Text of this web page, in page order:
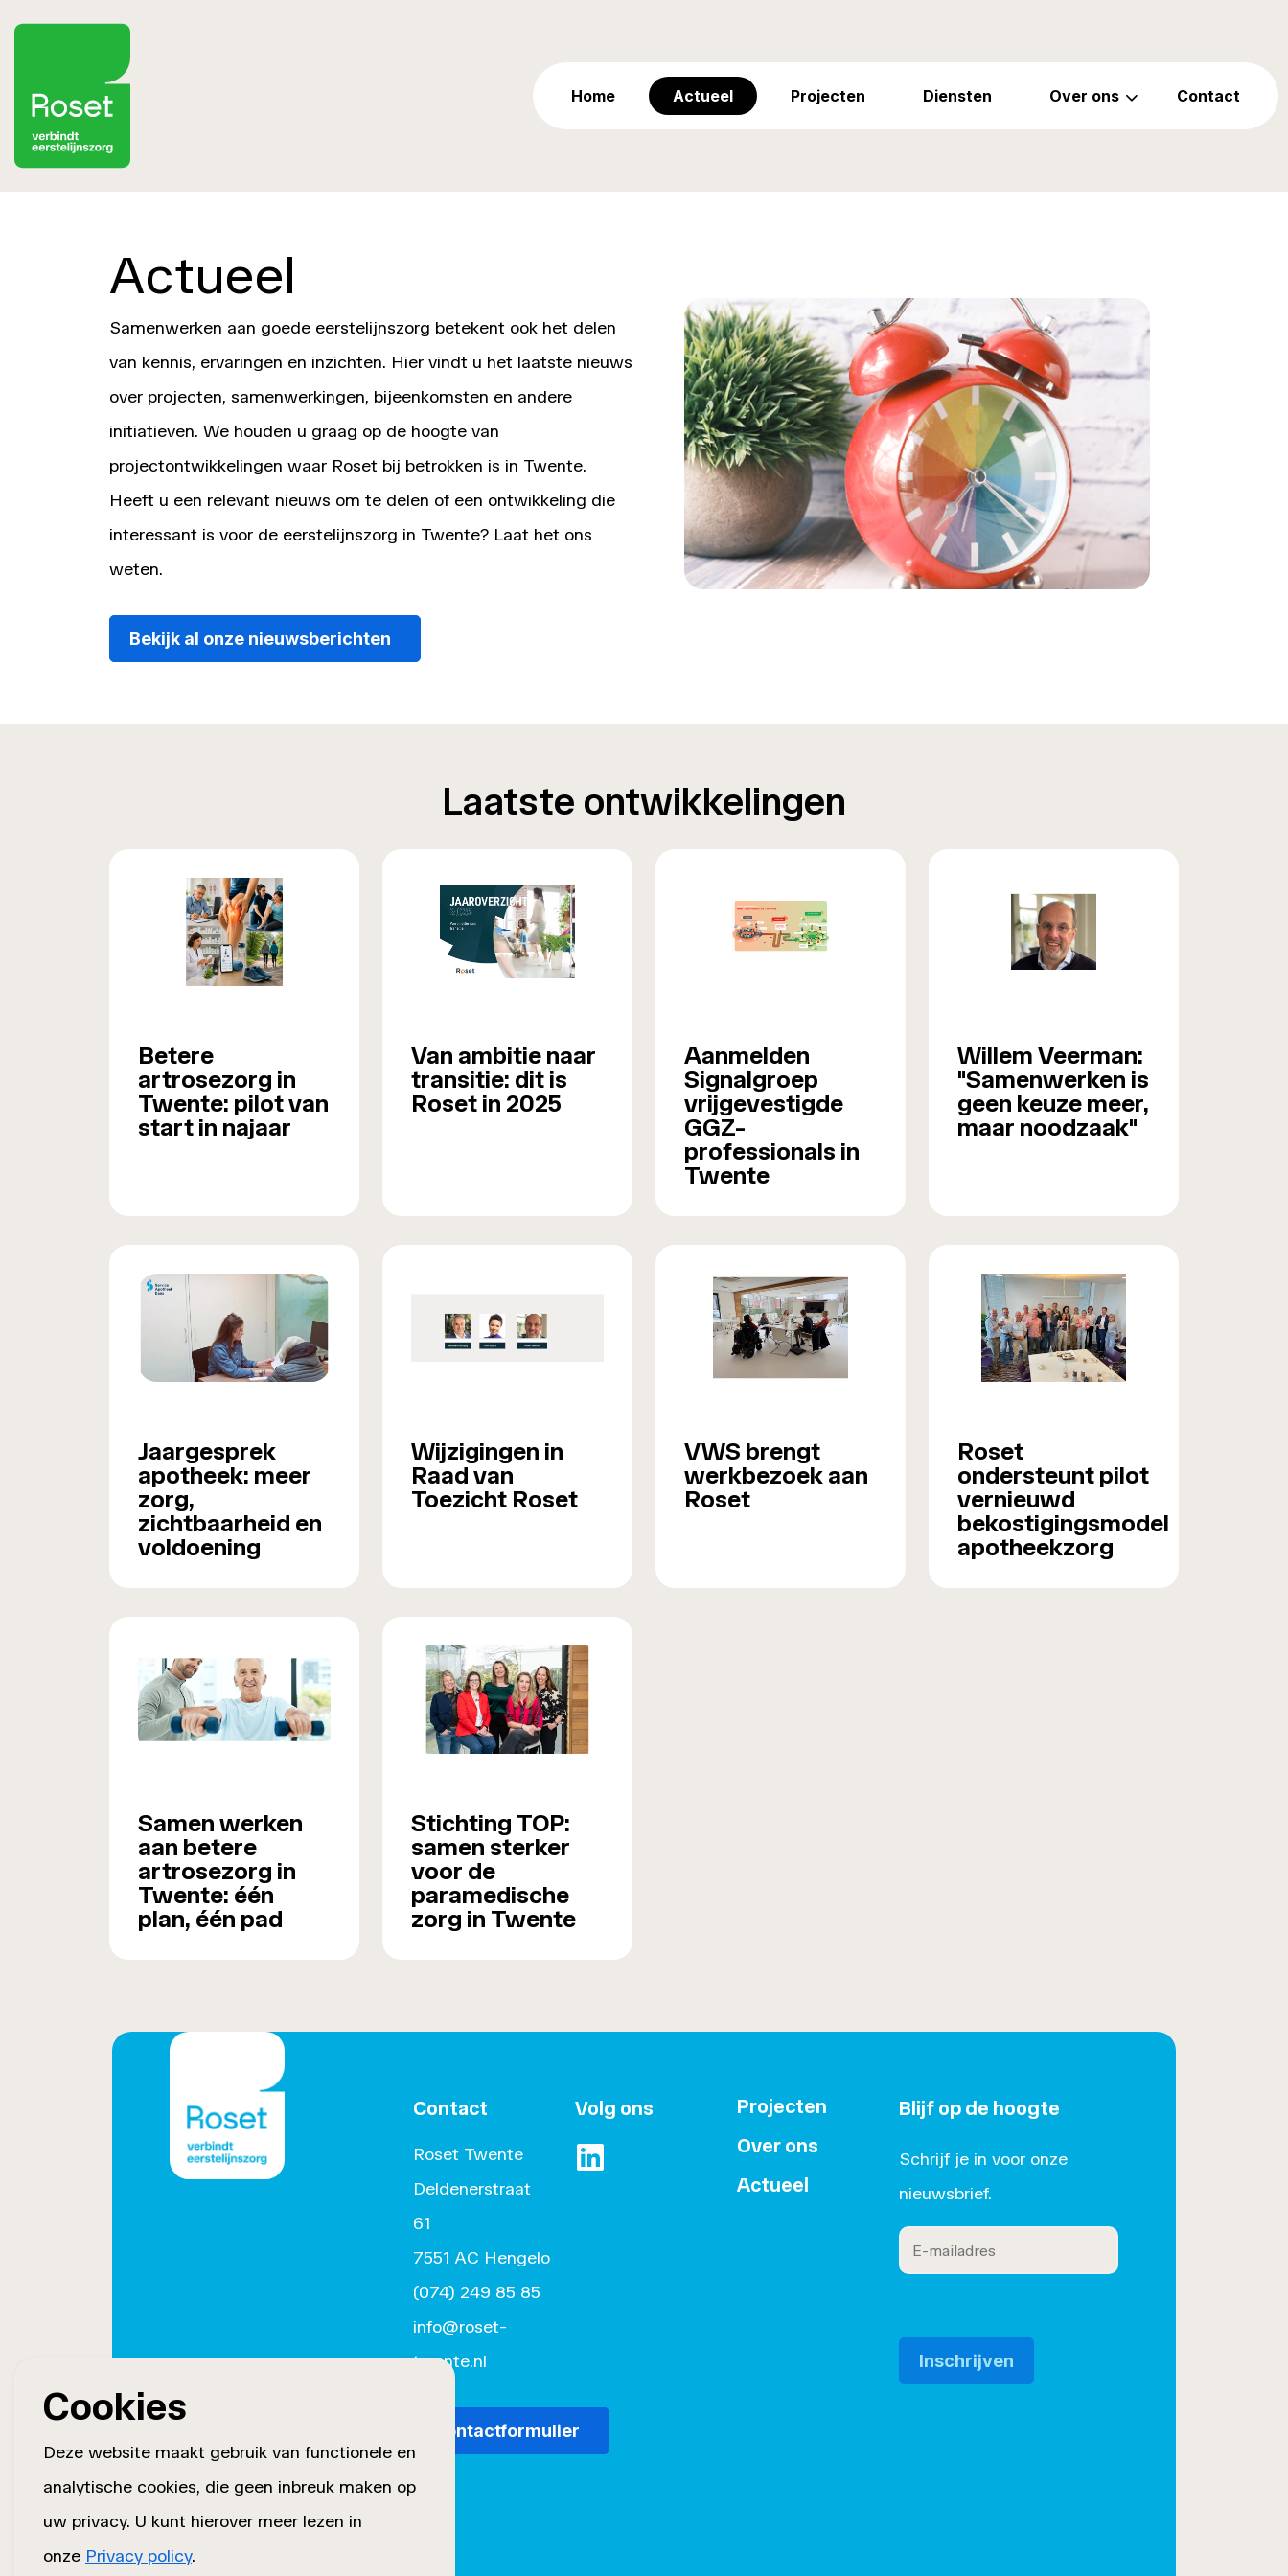
Home Actueel Projecten Diensten Over ons Contact
Actueel
Samenwerken aan goede eerstelijnszorg betekent ook het delen
van kennis, ervaringen en inzichten. Hier vindt u het laatste nieuws
over projecten, samenwerkingen, bijeenkomsten en andere
initiatieven. We houden u graag op de hoogte van
projectontwikkelingen waar Roset bij betrokken is in Twente.
Heeft u een relevant nieuws om te delen of een ontwikkeling die
interessant is voor de eerstelijnszorg in Twente? Laat het ons
weten.
Bekijk al onze nieuwsberichten
Laatste ontwikkelingen
Betere
artrosezorg in
Twente: pilot van
start in najaar
Van ambitie naar
transitie: dit is
Roset in 2025
Aanmelden
Signalgroep
vrijgevestigde
GGZ-
professionals in
Twente
Willem Veerman:
"Samenwerken is
geen keuze meer,
maar noodzaak"
Jaargesprek
apotheek: meer
zorg,
zichtbaarheid en
voldoening
Wijzigingen in
Raad van
Toezicht Roset
VWS brengt
werkbezoek aan
Roset
Roset
ondersteunt pilot
vernieuwd
bekostigingsmodel
apotheekzorg
Samen werken
aan betere
artrosezorg in
Twente: één
plan, één pad
Stichting TOP:
samen sterker
voor de
paramedische
zorg in Twente
Contact
Roset Twente
Deldenerstraat
61
7551 AC Hengelo
(074) 249 85 85
info@roset-
twente.nl
Contactformulier
Volg ons
https://www.linkedin.com/company/roset/
Projecten
Over ons
Actueel
Blijf op de hoogte
Schrijf je in voor onze
nieuwsbrief.
Cookies
Deze website maakt gebruik van functionele en
analytische cookies, die geen inbreuk maken op
uw privacy. U kunt hierover meer lezen in
onze Privacy policy.